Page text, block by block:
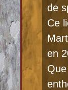
de
Ce
en